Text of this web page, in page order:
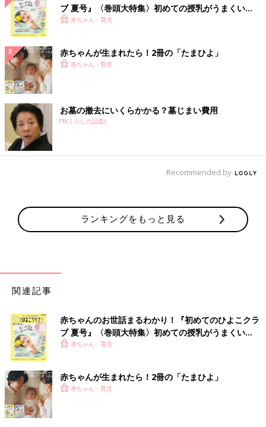
ブ 夏号』〈巻頭大特集〉初めての授乳がうまくい
く！ おっぱい・ミルクの基本と夏のトラブル 解決テ
赤ちゃん・育児
赤ちゃんが生まれたら！2冊の「たまひよ」
赤ちゃん・育児
お墓の撤去にいくらかかる？墓じまい費用
PR(くらしの話題)
Recommended by
ランキングをもっと見る
関連記事
赤ちゃんのお世話まるわかり！『初めてのひよこクラ
ブ 夏号』〈巻頭大特集〉初めての授乳がうまくい
く！ おっぱい・ミルクの基本と夏のトラブル 解決テ
赤ちゃん・育児
赤ちゃんが生まれたら！2冊の「たまひよ」
赤ちゃん・育児